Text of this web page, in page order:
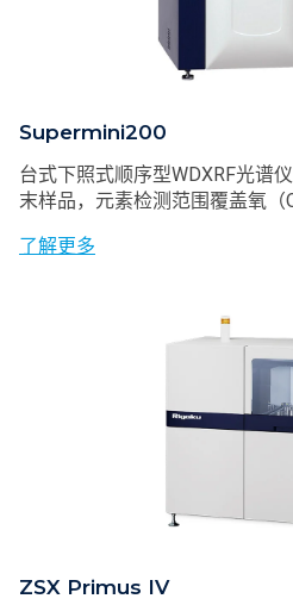
Supermini200
台式下照式顺序型WDXRF光谱
末样品，元素检测范围覆盖氧（
了解更多
ZSX Primus IV